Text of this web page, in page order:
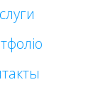
реклама
бізнес